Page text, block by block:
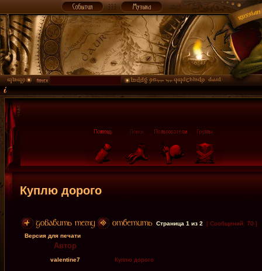
Куплю дорого
Страница 1 из 2
[ Сообщений: 70 ]
Версия для печати
Автор
valentine7 Куплю дорого